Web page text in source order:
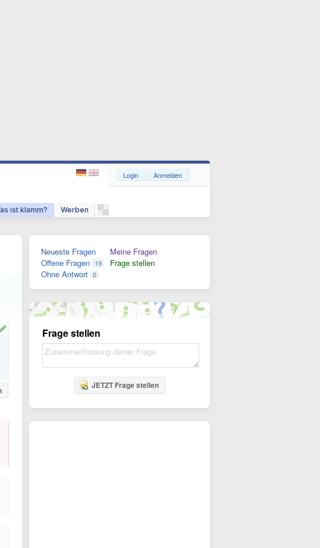
ist klamm? Werben
Login Anmelden
Neueste Fragen
Offene Fragen 19
Ohne Antwort 0
Meine Fragen
Frage stellen
Frage stellen
JETZT Frage stellen